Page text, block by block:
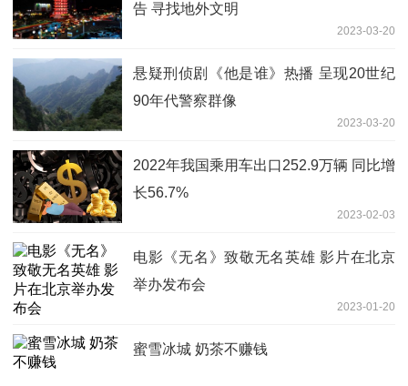
告 寻找地外文明
2023-03-20
悬疑刑侦剧《他是谁》热播 呈现20世纪
90年代警察群像
2023-03-20
2022年我国乘用车出口252.9万辆 同比增
长56.7%
2023-02-03
电影《无名》致敬无名英雄 影片在北京
举办发布会
2023-01-20
蜜雪冰城 奶茶不赚钱